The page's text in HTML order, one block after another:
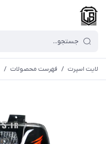
لایت اسپرت / فهرست محصولات /